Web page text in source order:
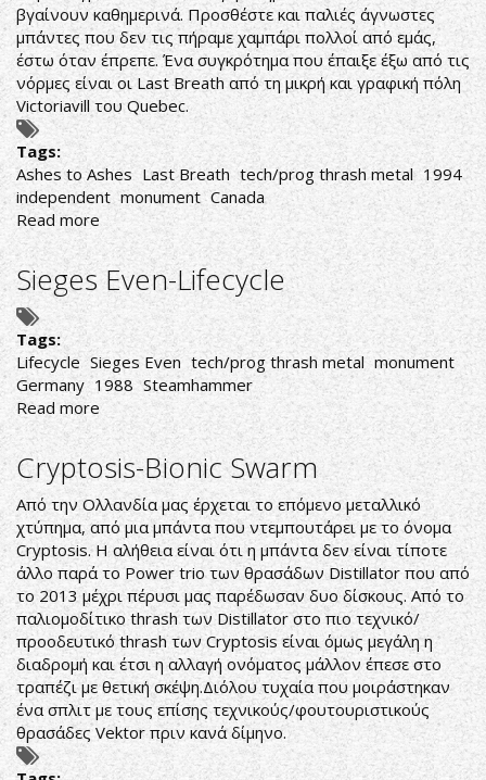
βγαίνουν καθημερινά. Προσθέστε και παλιές άγνωστες
μπάντες που δεν τις πήραμε χαμπάρι πολλοί από εμάς,
έστω όταν έπρεπε. Ένα συγκρότημα που έπαιξε έξω από τις
νόρμες είναι οι Last Breath από τη μικρή και γραφική πόλη
Victoriavill του Quebec.
Tags:
Ashes to Ashes Last Breath tech/prog thrash metal 1994
independent monument Canada
Read more about
Last
Breath-
Ashes
Ashes
Sieges Even-Lifecycle
Tags:
Lifecycle Sieges Even tech/prog thrash metal monument
Germany 1988 Steamhammer
Read more about
Sieges
Even-
Lifecycle
Cryptosis-Bionic Swarm
Από την Ολλανδία μας έρχεται το επόμενο μεταλλικό
χτύπημα, από μια μπάντα που ντεμπουτάρει με το όνομα
Cryptosis. Η αλήθεια είναι ότι η μπάντα δεν είναι τίποτε
άλλο παρά το Power trio των θρασάδων Distillator που από
το 2013 μέχρι πέρυσι μας παρέδωσαν δυο δίσκους. Από το
παλιομοδίτικο thrash των Distillator στο πιο τεχνικό/
προοδευτικό thrash των Cryptosis είναι όμως μεγάλη η
διαδρομή και έτσι η αλλαγή ονόματος μάλλον έπεσε στο
τραπέζι με θετική σκέψη.Διόλου τυχαία που μοιράστηκαν
ένα σπλιτ με τους επίσης τεχνικούς/φουτουριστικούς
θρασάδες Vektor πριν κανά δίμηνο.